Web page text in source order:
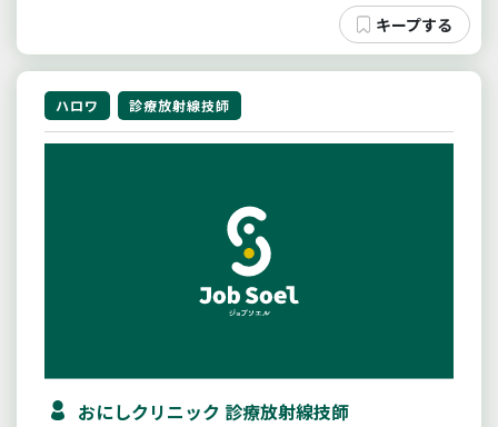
ハロワ 診療放射線技師
おにしクリニック 診療放射線技師